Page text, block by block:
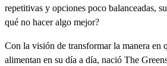
repetitivas y opciones poco balanceadas,
qué no hacer algo mejor?
Con la visión de transformar la manera en
alimentan en su día a día, nació The